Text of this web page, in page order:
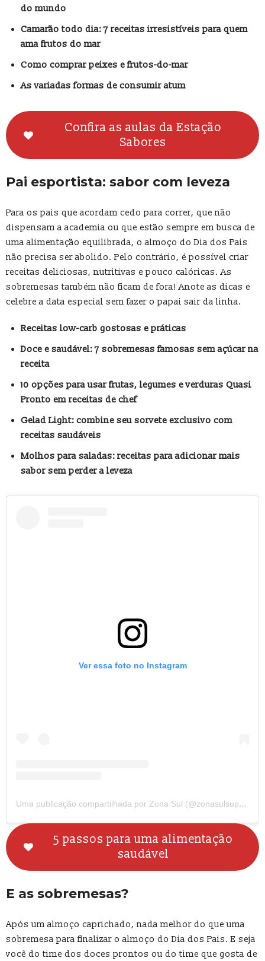
do mundo
Camarão todo dia: 7 receitas irresistíveis para quem
ama frutos do mar
Como comprar peixes e frutos-do-mar
As variadas formas de consumir atum
Confira as aulas da Estação
Sabores
Pai esportista: sabor com leveza
Para os pais que acordam cedo para correr, que não
dispensam a academia ou que estão sempre em busca de
uma alimentação equilibrada, o almoço do Dia dos Pais
não precisa ser abolido. Pelo contrário, é possível criar
receitas deliciosas, nutritivas e pouco calóricas. As
sobremesas também não ficam de fora! Anote as dicas e
celebre a data especial sem fazer o papai sair da linha.
Receitas low-carb gostosas e práticas
Doce e saudável: 7 sobremesas famosas sem açúcar na
receita
10 opções para usar frutas, legumes e verduras Quasi
Pronto em receitas de chef
Gelad Light: combine seu sorvete exclusivo com
receitas saudáveis
Molhos para saladas: receitas para adicionar mais
sabor sem perder a leveza
Ver essa foto no Instagram
Uma publicação compartilhada por Zona Sul (@zonasulsupermercado)
5 passos para uma alimentação
saudável
E as sobremesas?
Após um almoço caprichado, nada melhor do que uma
sobremesa para finalizar o almoço do Dia dos Pais. E seja
você do time dos doces prontos ou do time que gosta de